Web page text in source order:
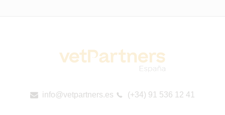
info@vetpartners.es (+34) 91 536 12 41